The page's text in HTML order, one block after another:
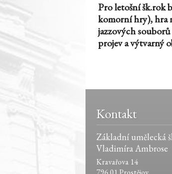
Pro letošní šk.rok
komorní hry), hra
jazzových
projev a výtvarný
Kontakt
Základní umělecká
Vladimíra Ambrose
Kravařova 14